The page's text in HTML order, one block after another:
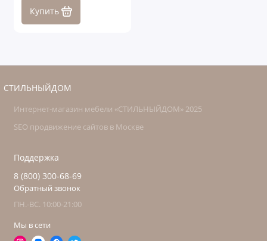
Купить
СТИЛЬНЫЙДОМ
Интернет-магазин мебели «СТИЛЬНЫЙДОМ» 2025
SEO продвижение сайтов в Москве
Поддержка
8 (800) 300-68-69
Обратный звонок
ПН.-ВС. 10:00-21:00
Мы в сети